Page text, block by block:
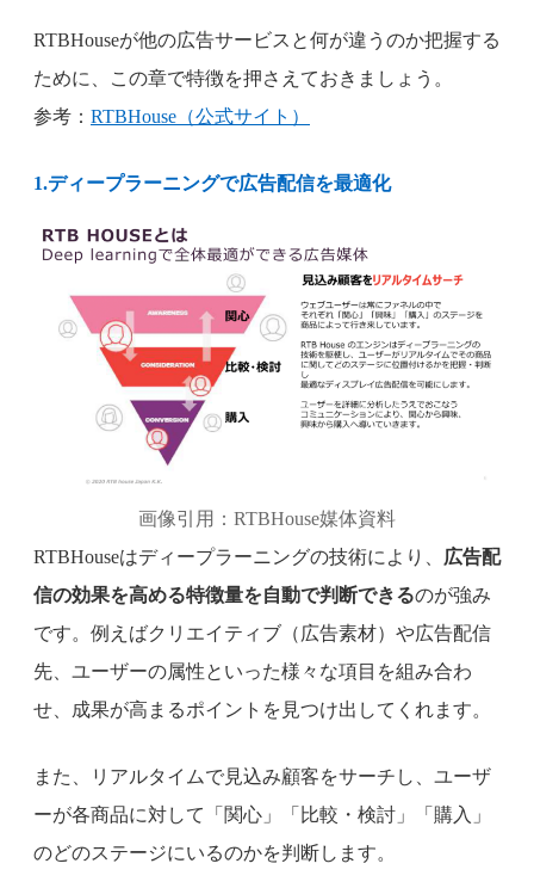
RTBHouseが他の広告サービスと何が違うのか把握する
ために、この章で特徴を押さえておきましょう。
参考： RTBHouse（公式サイト）
1.ディープラーニングで広告配信を最適化
画像引用：RTBHouse媒体資料
RTBHouseはディープラーニングの技術により、 広告配
信の効果を高める特徴量を自動で判断できるのが強み
です。例えばクリエイティブ（広告素材）や広告配信
先、ユーザーの属性といった様々な項目を組み合わ
せ、成果が高まるポイントを見つけ出してくれます。
また、リアルタイムで見込み顧客をサーチし、ユーザ
ーが各商品に対して「関心」「比較・検討」「購入」
のどのステージにいるのかを判断します。